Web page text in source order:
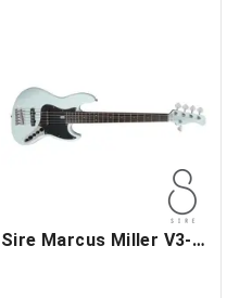
Sire Marcus Miller V3-5 Sonic Blue